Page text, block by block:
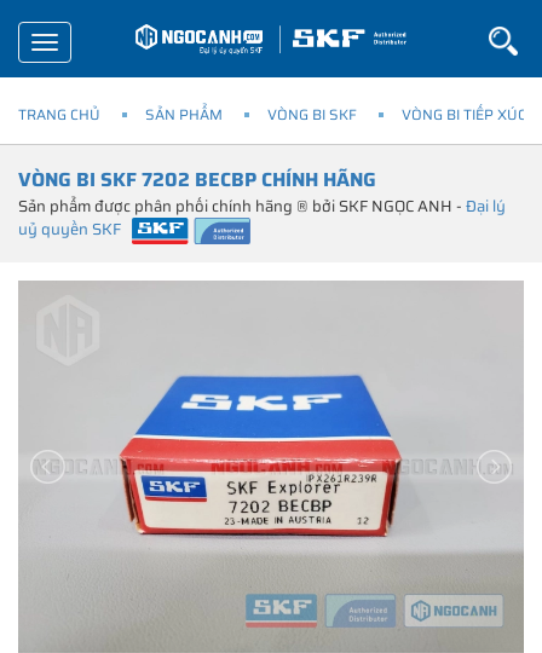
Toggle
navigation
TRANG CHỦ SẢN PHẨM VÒNG BI SKF VÒNG BI TIẾP XÚC
VÒNG BI SKF 7202 BECBP CHÍNH HÃNG
Sản phẩm được phân phối chính hãng ® bởi SKF NGỌC ANH -Đại lý
uỷ quyền SKF